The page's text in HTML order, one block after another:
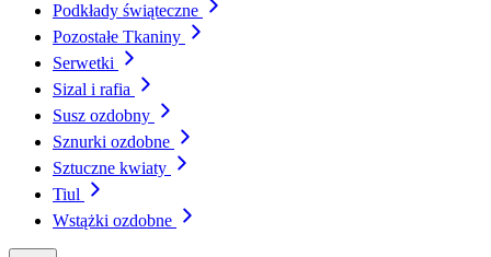
Podkłady świąteczne
Pozostałe Tkaniny
Serwetki
Sizal i rafia
Susz ozdobny
Sznurki ozdobne
Sztuczne kwiaty
Tiul
Wstążki ozdobne